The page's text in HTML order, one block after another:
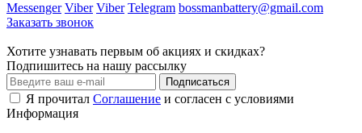
Messenger Viber Viber Telegram bossmanbattery@gmail.com
Заказать звонок
Хотите узнавать первым об акциях и скидках?
Подпишитесь на нашу рассылку
Подписаться
Я прочитал Соглашение и согласен с условиями
Информация